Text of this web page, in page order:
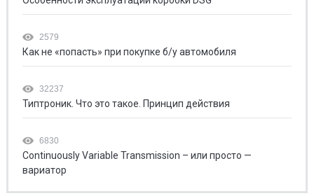
2579
Как не «попасть» при покупке б/у автомобиля
32237
Типтроник. Что это такое. Принцип действия
6830
Continuously Variable Transmission – или просто —
вариатор